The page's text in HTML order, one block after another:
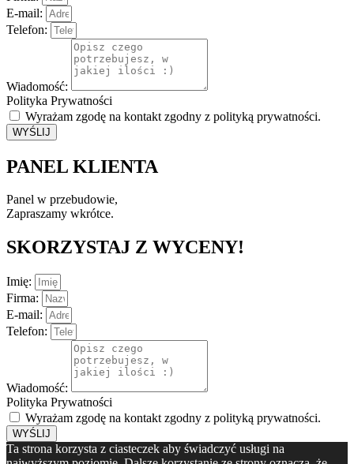
E-mail:
Telefon:
Wiadomość:
Polityka Prywatności
Wyrażam zgodę na kontakt zgodny z polityką prywatności.
WYŚLIJ
PANEL KLIENTA
Panel w przebudowie,
Zapraszamy wkrótce.
SKORZYSTAJ Z WYCENY!
Imię:
Firma:
E-mail:
Telefon:
Wiadomość:
Polityka Prywatności
Wyrażam zgodę na kontakt zgodny z polityką prywatności.
WYŚLIJ
Ta strona korzysta z ciasteczek aby świadczyć usługi na